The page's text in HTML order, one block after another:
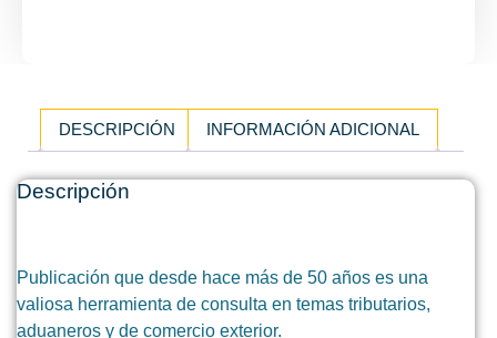
DESCRIPCIÓN INFORMACIÓN ADICIONAL
Descripción
Publicación que desde hace más de 50 años es una
valiosa herramienta de consulta en temas tributarios,
aduaneros y de comercio exterior.